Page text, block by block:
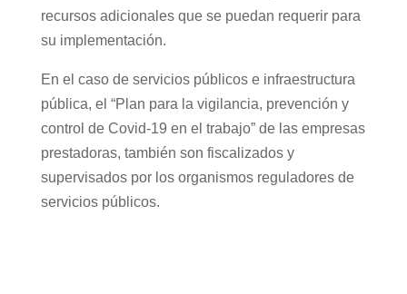
recursos adicionales que se puedan requerir para
su implementación.
En el caso de servicios públicos e infraestructura
pública, el “Plan para la vigilancia, prevención y
control de Covid-19 en el trabajo” de las empresas
prestadoras, también son fiscalizados y
supervisados por los organismos reguladores de
servicios públicos.